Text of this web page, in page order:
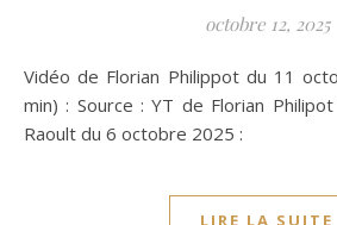
octobre 12, 2025
Vidéo de Florian Philippot du 11 octobre 2025 (durée 18
min) : Source : YT de Florian
Raoult du 6 octobre 2025 :
LIRE LA SUITE